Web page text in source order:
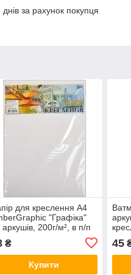
за рахунок покупця
для креслення А4
"Графіка"
аркушів, 200г/м², в п/п
₴
Купити
45